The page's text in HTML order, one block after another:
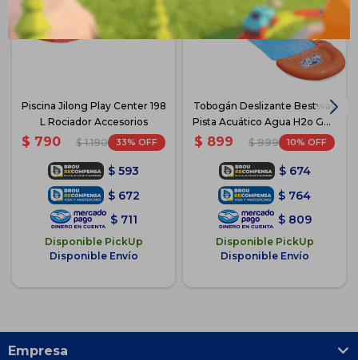
Piscina Jilong Play Center 198
L Rociador Accesorios
$ 790 $ 1.190 33
$ 593
$ 672
$ 711
Disponible PickUp
Disponible Envío
Tobogán Deslizante Bestway
Pista Acuático Agua H2o Go -
Azul
$ 899 $ 999 10
$ 674
$ 764
$ 809
Disponible PickUp
Disponible Envío
Empresa